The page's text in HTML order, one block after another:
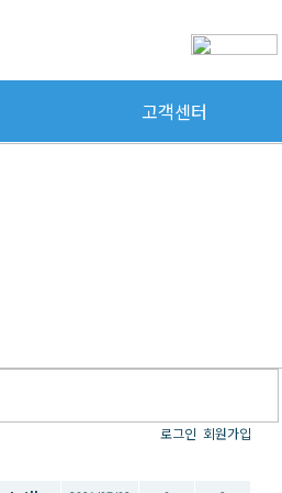
고객센터
로그인 회원가입